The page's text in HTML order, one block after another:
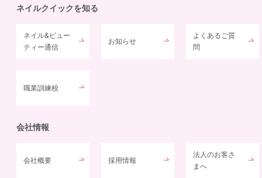
ネイルクイックを知る
ネイル&ビュー
ティー通信
お知らせ
よくあるご質
問
職業訓練校
会社情報
会社概要 採用情報
法人のお客さ
まへ